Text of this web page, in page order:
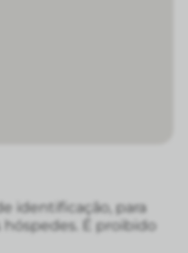
identificação, para
É proibido